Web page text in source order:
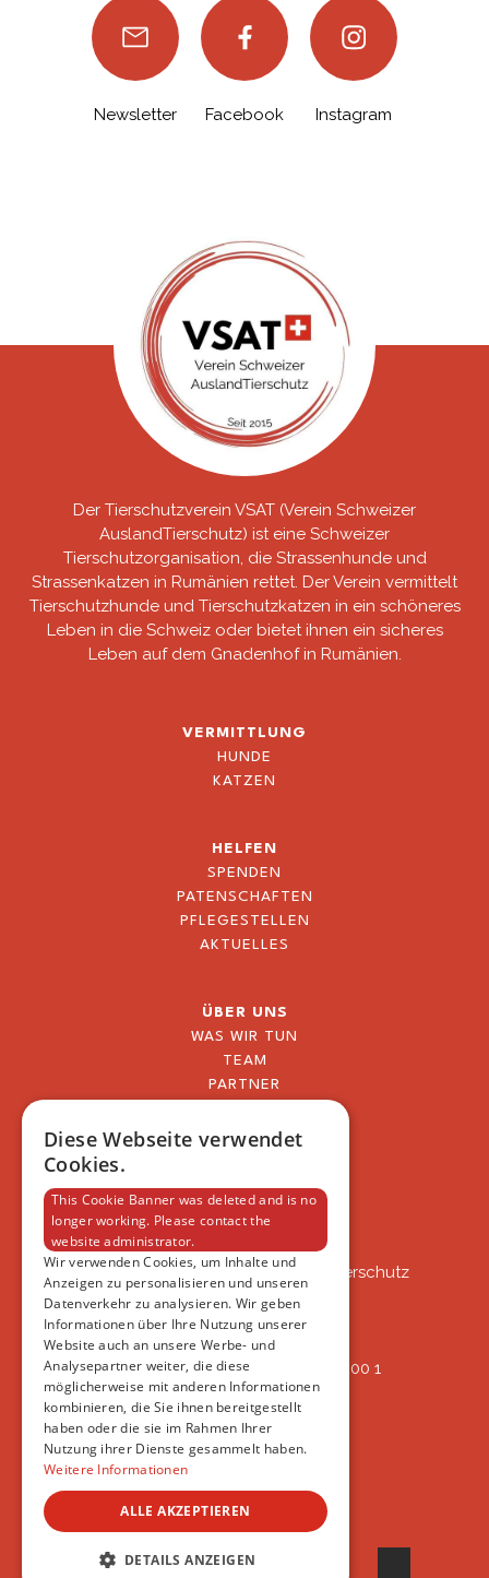
Newsletter Facebook Instagram
Der Tierschutzverein VSAT (Verein Schweizer
AuslandTierschutz) ist eine Schweizer
Tierschutzorganisation, die Strassenhunde und
Strassenkatzen in Rumänien rettet. Der Verein vermittelt
Tierschutzhunde und Tierschutzkatzen in ein schöneres
Leben in die Schweiz oder bietet ihnen ein sicheres
Leben auf dem Gnadenhof in Rumänien.
VERMITTLUNG
HUNDE
KATZEN
HELFEN
SPENDEN
PATENSCHAFTEN
PFLEGESTELLEN
AKTUELLES
ÜBER UNS
WAS WIR TUN
TEAM
PARTNER
FAQ
VSAT
VSAT - Verein Schweizer Auslandtierschutz
Oberlangnauerstrasse 13b
9562 Märwil
IBAN: CH82 00 78 4297 8786 7200 1
ERREICHBAR
AB 17:45
+41 44 594 66 25
© 2022 VSAT
Diese Webseite verwendet
Cookies.
This Cookie Banner was deleted and is no
longer working. Please contact the
website administrator.
Wir verwenden Cookies, um Inhalte und
Anzeigen zu personalisieren und unseren
Datenverkehr zu analysieren. Wir geben
Informationen über Ihre Nutzung unserer
Website auch an unsere Werbe- und
Analysepartner weiter, die diese
möglicherweise mit anderen Informationen
kombinieren, die Sie ihnen bereitgestellt
haben oder die sie im Rahmen Ihrer
Nutzung ihrer Dienste gesammelt haben.
Weitere Informationen
ALLE AKZEPTIEREN
DETAILS ANZEIGEN